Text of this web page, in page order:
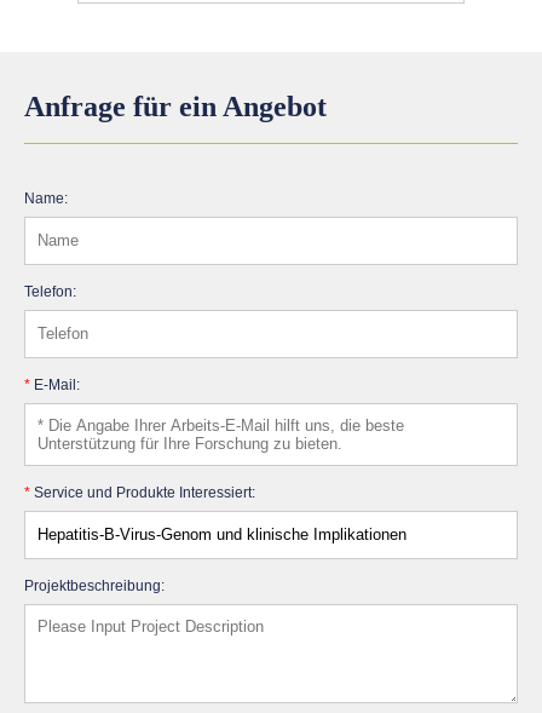
Anfrage für ein Angebot
Name:
Telefon:
* E-Mail:
* Service und Produkte Interessiert:
Projektbeschreibung: